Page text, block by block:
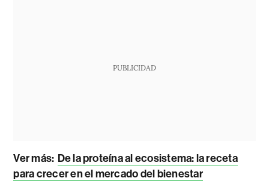
PUBLICIDAD
Ver más: De la proteína al ecosistema: la receta
para crecer en el mercado del bienestar